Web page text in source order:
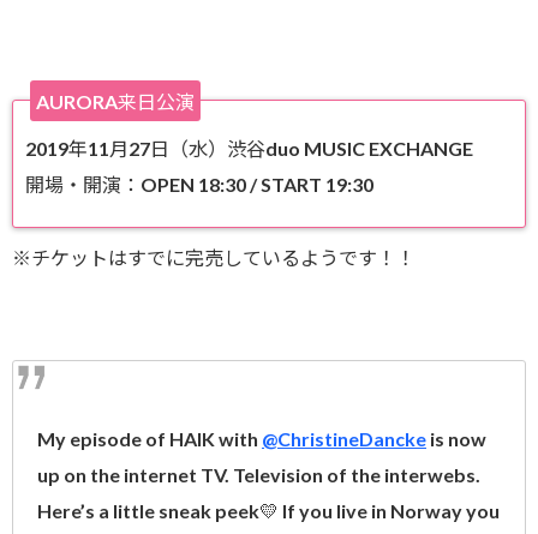
AURORA来日公演
2019年11月27日（水）渋谷duo MUSIC EXCHANGE
開場・開演：OPEN 18:30 / START 19:30
※チケットはすでに完売しているようです！！
My episode of HAIK with @ChristineDancke is now
up on the internet TV. Television of the interwebs.
Here’s a little sneak peek💛 If you live in Norway you